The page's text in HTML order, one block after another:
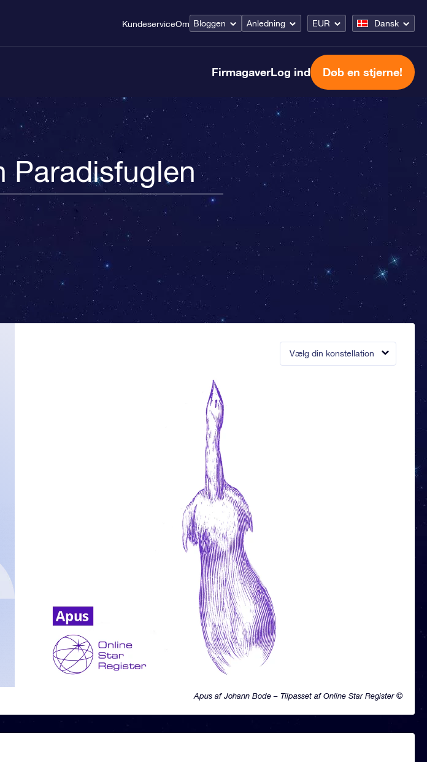
KundeserviceOm Bloggen Anledning EUR Dansk
FirmagaverLog ind Døb en stjerne!
Paradisfuglen
Vælg din konstellation
Apus af Johann Bode – Tilpasset af Online Star Register ©